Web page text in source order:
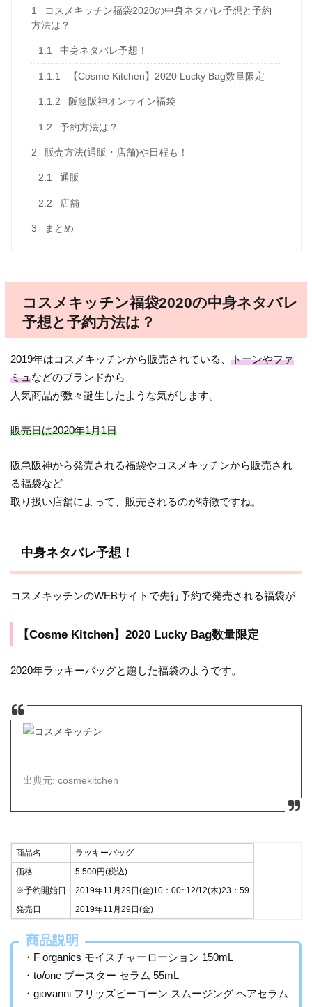
1
コスメキッチン福袋2020の中身ネタバレ予想と予約
方法は？
1.1 中身ネタバレ予想！
1.1.1 【Cosme Kitchen】2020 Lucky Bag数量限定
1.1.2 阪急阪神オンライン福袋
1.2 予約方法は？
2 販売方法(通販・店舗)や日程も！
2.1 通販
2.2 店舗
3 まとめ
コスメキッチン福袋2020の中身ネタバレ
予想と予約方法は？
2019年はコスメキッチンから販売されている、トーンやファ
ミュなどのブランドから
人気商品が数々誕生したような気がします。
販売日は2020年1月1日
阪急阪神から発売される福袋やコスメキッチンから販売され
る福袋など
取り扱い店舗によって、販売されるのが特徴ですね。
中身ネタバレ予想！
コスメキッチンのWEBサイトで先行予約で発売される福袋が
【Cosme Kitchen】2020 Lucky Bag数量限定
2020年ラッキーバッグと題した福袋のようです。
出典元: cosmekitchen
商品名
ラッキーバッグ
価格
5.500円(税込)
※予約開始日
2019年11月29日(金)10：00~12/12(木)23：59
発売日
2019年11月29日(金)
商品説明
・F organics モイスチャーローション 150mL
・to/one ブースター セラム 55mL
・giovanni フリッズビーゴーン スムージング ヘアセラム